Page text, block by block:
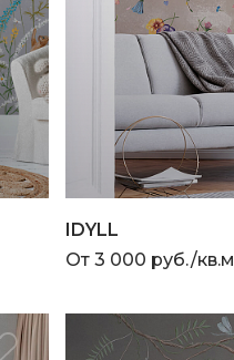
IDYLL
От 3 000 руб./кв.м